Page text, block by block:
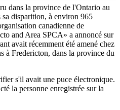
dans la province de l'Ontario au
sa disparition, à environ 965
canadienne de
and Area SPCA» a annoncé sur
avait récemment été amené chez
à Fredericton, dans la province du
s'il avait une puce électronique.
la personne enregistrée sur la